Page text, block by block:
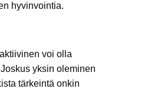
hyvinvointia.
voi olla
yksin oleminen
tärkeintä onkin